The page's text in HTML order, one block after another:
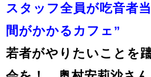
スタッフ全員が吃音者
間がかかるカフェ”
若者がやりたいことを